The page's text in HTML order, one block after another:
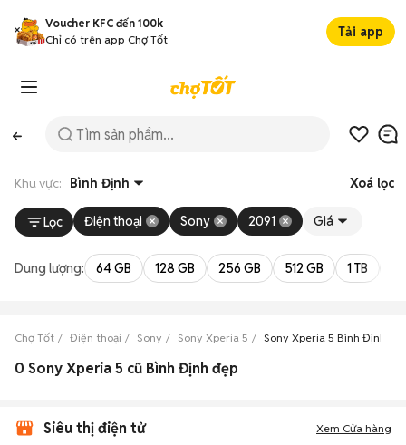
Voucher KFC đến 100k
Chỉ có trên app Chợ Tốt
Tải app
Khu vực: Bình Định Xoá lọc
Lọc Điện thoại Sony 2091 Giá
Dung lượng: 64 GB 128 GB 256 GB 512 GB 1 TB
Chợ Tốt Điện thoại Sony Sony Xperia 5 Sony Xperia 5 Bình Định
0 Sony Xperia 5 cũ Bình Định đẹp
Siêu thị điện tử Xem Cửa hàng